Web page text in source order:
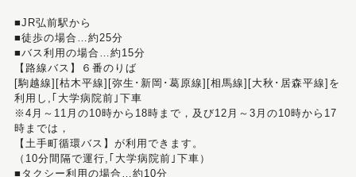
■JR弘前駅から
■徒歩の場合…約25分
■バス利用の場合…約15分
【路線バス】６番のりば
[駒越線][枯木平線][弥生･新岡･葛原線][相馬線][大秋･居森平線]を
利用し,｢大学病院前｣下車
※4月～11月の10時から18時まで，及び12月～3月の10時から17
時までは，
【土手町循環バス】が利用できます。
（10分間隔で運行,｢大学病院前｣下車）
■タクシー利用の場合…約10分